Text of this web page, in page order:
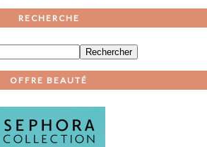
RECHERCHE
OFFRE BEAUTÉ